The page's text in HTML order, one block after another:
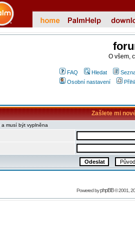
O všem,
FAQ Hledat
Osobní nastavení
Zašlete mi
musí být vyplněna
Powered byphpBB© 2001,